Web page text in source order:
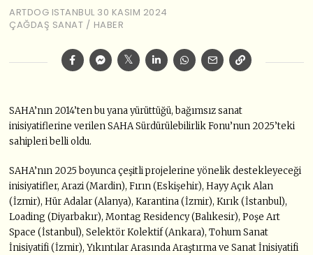
ARTDOG ISTANBUL 30 KASIM 2024
ÇAĞDAŞ SANAT / HABER
SAHA’nın 2014’ten bu yana yürüttüğü, bağımsız sanat
inisiyatiflerine verilen SAHA Sürdürülebilirlik Fonu’nun 2025’teki
sahipleri belli oldu.
SAHA’nın 2025 boyunca çeşitli projelerine yönelik destekleyeceği
inisiyatifler, Arazi (Mardin), Fırın (Eskişehir), Hayy Açık Alan
(İzmir), Hür Adalar (Alanya), Karantina (İzmir), Kırık (İstanbul),
Loading (Diyarbakır), Montag Residency (Balıkesir), Poşe Art
Space (İstanbul), Selektör Kolektif (Ankara), Tohum Sanat
İnisiyatifi (İzmir), Yıkıntılar Arasında Araştırma ve Sanat İnisiyatifi